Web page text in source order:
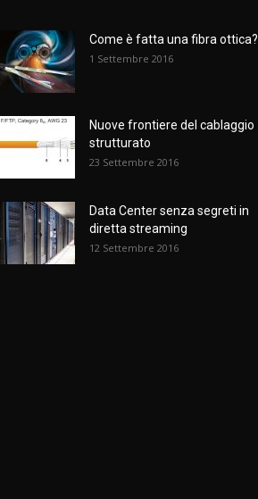
Come è fatta una fibra ottica?
1 Settembre 2016
Nuove frontiere del cablaggio
strutturato
23 Settembre 2016
Data Center senza segreti in
diretta streaming
12 Settembre 2016